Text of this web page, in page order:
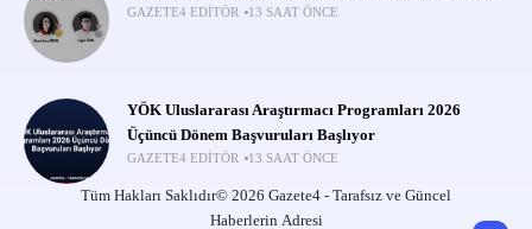
GAZETE4 EDITÖR 13 SAAT ÖNCE
YÖK Uluslararası Araştırmacı Programları 2026
Üçüncü Dönem Başvuruları Başlıyor
GAZETE4 EDITÖR 13 SAAT ÖNCE
Tüm Hakları Saklıdır© 2026 Gazete4 - Tarafsız ve Güncel
Haberlerin Adresi